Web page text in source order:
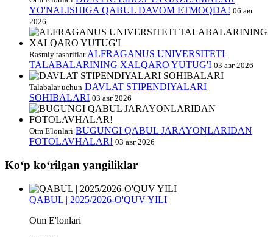
YO'NALISHIGA QABUL DAVOM ETMOQDA! 06 авг
2026
Rasmiy tashriflar ALFRAGANUS UNIVERSITETI
TALABALARINING XALQARO YUTUG'I 03 авг 2026
Talabalar uchun DAVLAT STIPENDIYALARI
SOHIBALARI 03 авг 2026
Otm E'lonlari BUGUNGI QABUL JARAYONLARIDAN
FOTOLAVHALAR! 03 авг 2026
Koʻp koʻrilgan yangiliklar
QABUL | 2025/2026-O'QUV YILI
Otm E'lonlari